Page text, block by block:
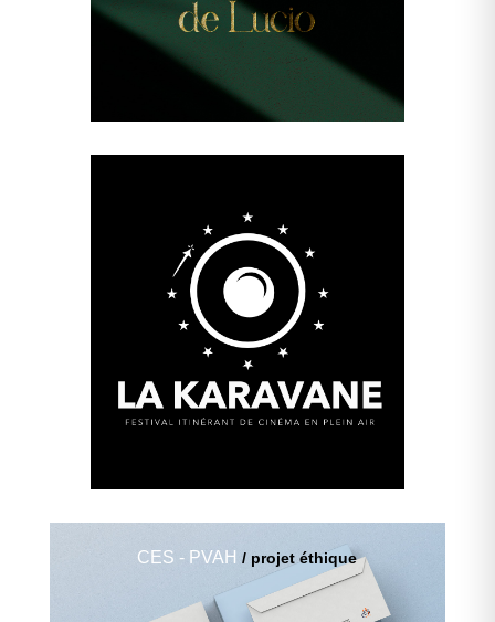
CES - PVAH / projet éthique